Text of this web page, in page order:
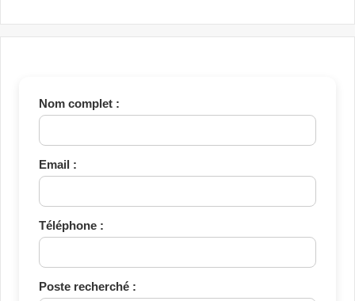
Nom complet :
Email :
Téléphone :
Poste recherché :